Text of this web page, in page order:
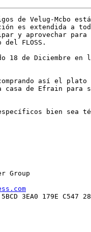
de Velug-Mcbo
es extendida a
y aprovechar
FLOSS.
18 de Diciembre en
así el
casa de Efrain para
específicos bien sea
Group
3EA0 179E C547